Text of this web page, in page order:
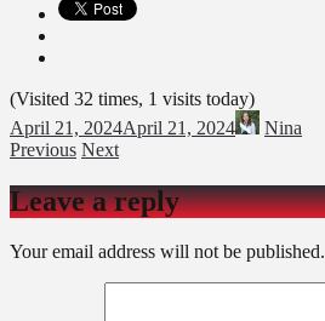
(Visited 32 times, 1 visits today)
April 21, 2024April 21, 2024
Nina
Previous Next
Leave a reply
Your email address will not be published.